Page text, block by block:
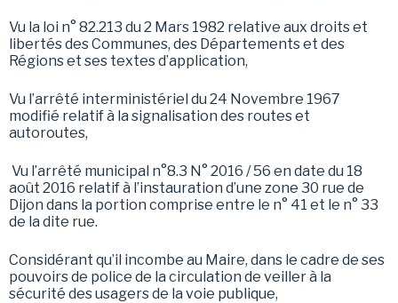
Vu la loi n° 82.213 du 2 Mars 1982 relative aux droits et
libertés des Communes, des Départements et des
Régions et ses textes d’application,
Vu l’arrêté interministériel du 24 Novembre 1967
modifié relatif à la signalisation des routes et
autoroutes,
Vu l’arrêté municipal n°8.3 N° 2016 / 56 en date du 18
août 2016 relatif à l’instauration d’une zone 30 rue de
Dijon dans la portion comprise entre le n° 41 et le n° 33
de la dite rue.
Considérant qu’il incombe au Maire, dans le cadre de ses
pouvoirs de police de la circulation de veiller à la
sécurité des usagers de la voie publique,